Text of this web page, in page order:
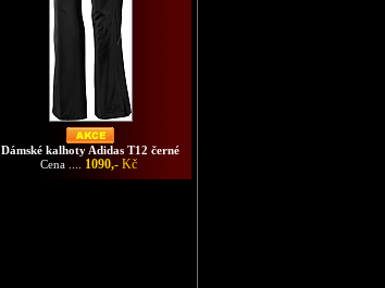
Dámské kalhoty Adidas T12 černé
Cena .... 1090,- Kč